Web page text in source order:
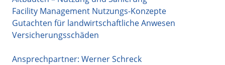
Facility Management Nutzungs-Konzepte
Gutachten für landwirtschaftliche Anwesen
Versicherungsschäden
Ansprechpartner: Werner Schreck